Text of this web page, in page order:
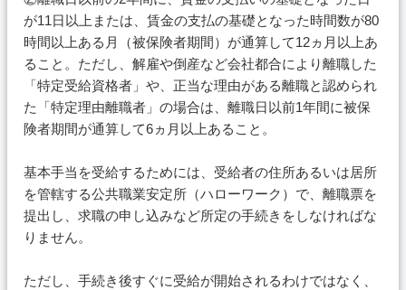
が11日以上または、賃金の支払の基礎となった時間数が80
時間以上ある月（被保険者期間）が通算して12ヵ月以上あ
ること。ただし、解雇や倒産など会社都合により離職した
「特定受給資格者」や、正当な理由がある離職と認められ
た「特定理由離職者」の場合は、離職日以前1年間に被保
険者期間が通算して6ヵ月以上あること。
基本手当を受給するためには、受給者の住所あるいは居所
を管轄する公共職業安定所（ハローワーク）で、離職票を
提出し、求職の申し込みなど所定の手続きをしなければな
りません。
ただし、手続き後すぐに受給が開始されるわけではなく、